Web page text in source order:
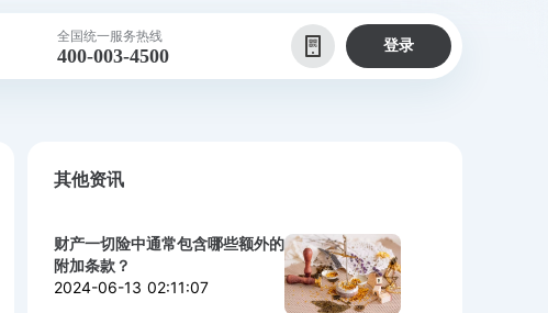
全国统一服务热线
400-003-4500 登录
其他资讯
财产一切险中通常包含哪些额外的
附加条款？
2024-06-13 02:11:07